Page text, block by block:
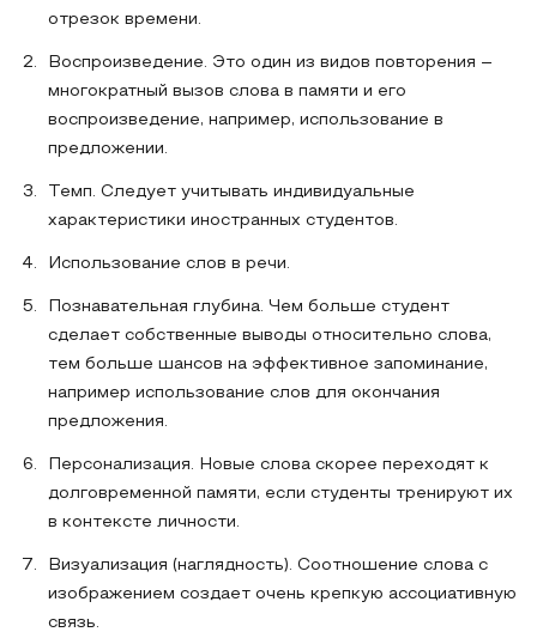
отрезок времени.
Воспроизведение. Это один из видов повторения –
многократный вызов слова в памяти и его
воспроизведение, например, использование в
предложении.
Темп. Следует учитывать индивидуальные
характеристики иностранных студентов.
Использование слов в речи.
Познавательная глубина. Чем больше студент
сделает собственные выводы относительно слова,
тем больше шансов на эффективное запоминание,
например использование слов для окончания
предложения.
Персонализация. Новые слова скорее переходят к
долговременной памяти, если студенты тренируют их
в контексте личности.
Визуализация (наглядность). Соотношение слова с
изображением создает очень крепкую ассоциативную
связь.